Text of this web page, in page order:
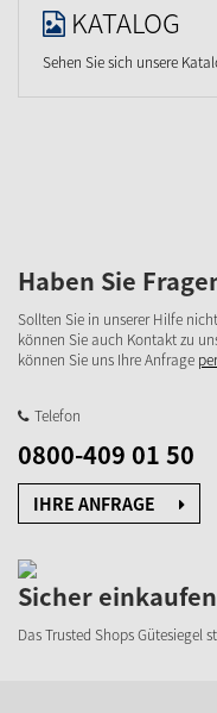
KATALOG
Sehen Sie sich unsere
Haben Sie
Sollten Sie in unserer Hilfe
können Sie auch Kontakt zu
können Sie uns Ihre Anfrage
Telefon
0800-409 01 50
IHRE ANFRAGE
Sicher einkaufen
Das Trusted Shops Gütesiegel